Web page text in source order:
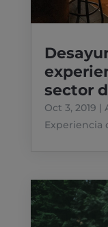
sector
Oct 3, 2019 |
Experiencia